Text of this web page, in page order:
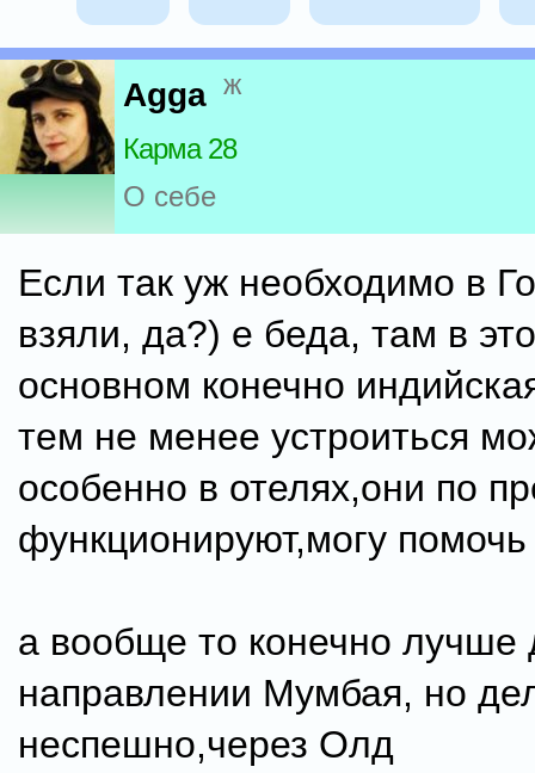
Agga ж
Карма 28
О себе
Если так уж необходимо в
взяли, да?) е беда, там в
основном конечно
тем не менее устроиться
особенно в отелях,они по
функционируют,могу
а вообще то конечно лучше
направлении Мумбая, но
неспешно,через Олд